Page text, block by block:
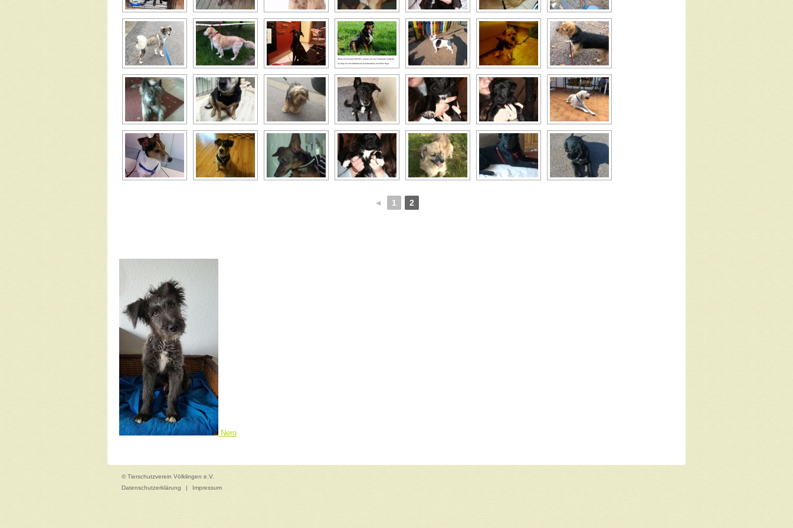
◄ 1 2
Nero
© Tierschutzverein Völklingen e.V.
Datenschutzerklärung
| Impressum